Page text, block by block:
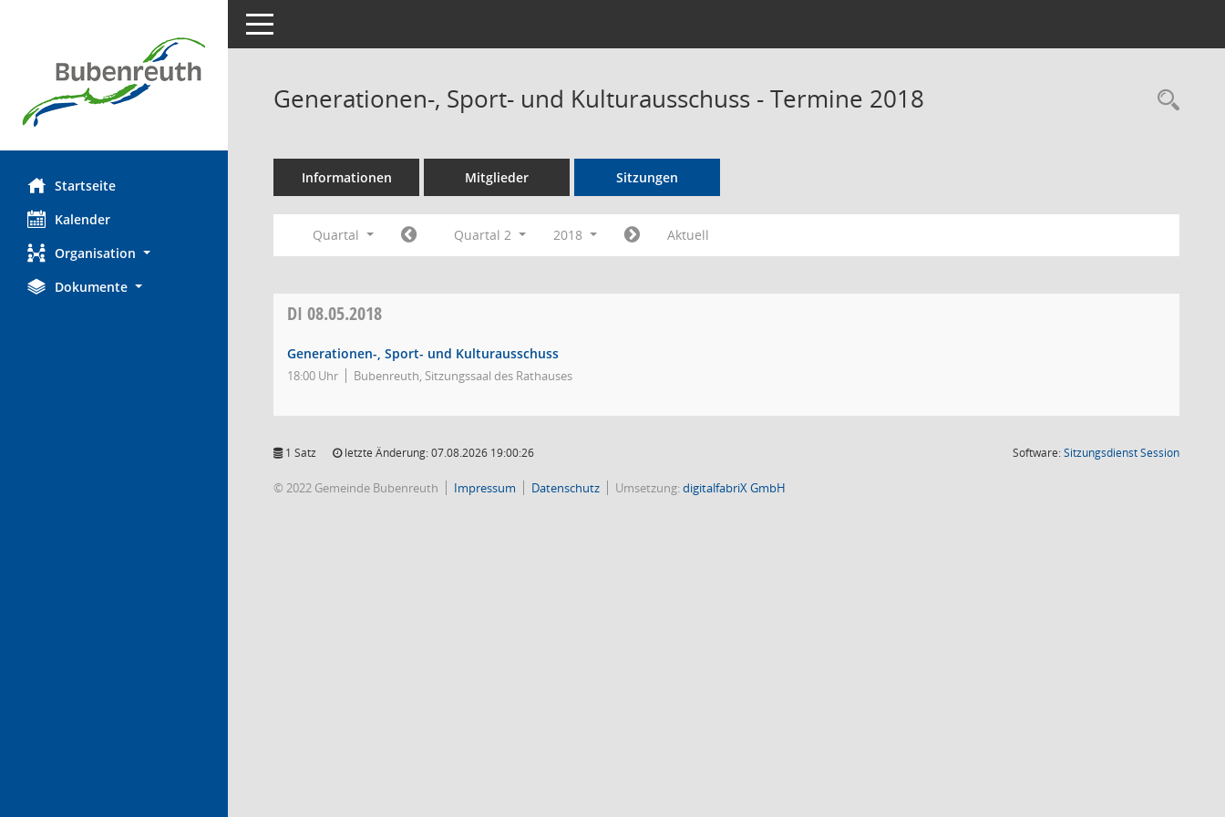
Startseite
Kalender
Organisation
Dokumente
Toggle navigation
Generationen-, Sport- und Kulturausschuss - Termine 2018
Informationen Mitglieder Sitzungen
Quartal Quartal 2 2018 Aktuell
DI 08.05.2018
Generationen-, Sport- und Kulturausschuss
18:00 Uhr Bubenreuth, Sitzungssaal des Rathauses
1 Satz letzte Änderung: 07.08.2026 19:00:26 Software:SitzungsdienstSession(Wird in
© 2022 Gemeinde Bubenreuth Impressum Datenschutz Umsetzung:digitalfabriX GmbH